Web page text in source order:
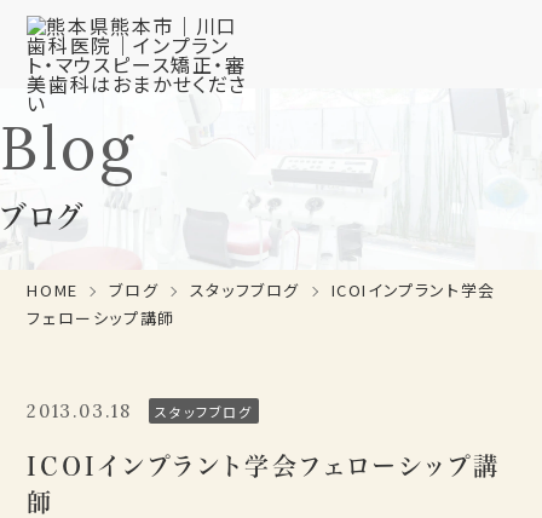
Blog
ブログ
HOME ブログ スタッフブログ
ICOIインプラント学会
フェローシップ講師
2013.03.18 スタッフブログ
ICOIインプラント学会フェローシップ講
師